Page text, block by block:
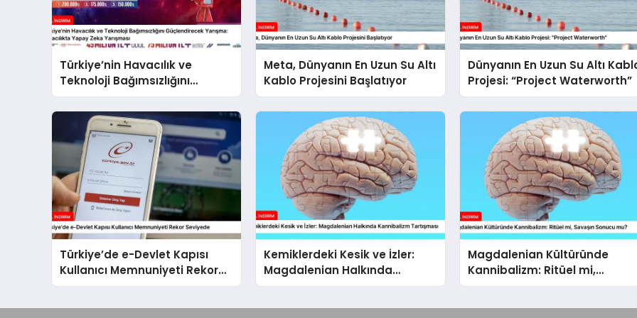
Türkiye’nin Havacılık ve
Teknoloji Bağımsızlığını
Güçlendirecek Yarışma:
Havacılıkta Yapay Zeka
Yarışması
Meta, Dünyanın En Uzun Su Altı
Kablo Projesini Başlatıyor
Dünyanın En Uzun Su Altı
Projesi: “Project Waterworth”
Türkiye’de e-Devlet Kapısı
Kullanıcı Memnuniyeti Rekor
Seviyede
Kemiklerdeki Kesik ve İzler:
Magdalenian Halkında
Kannibalizm Tartışması
Magdalenian Kültüründe
Kannibalizm: Ritüel mi,
Savaşın Sonucu mu?